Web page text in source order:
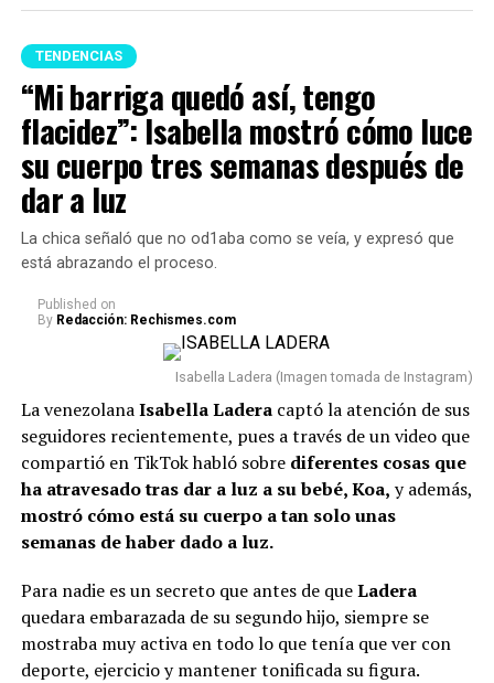
cama. Para el Feng Shui, este espacio debe permanecer
lo más despejado posible para favorecer el descanso y
permitir que la energía circule libremente.
5 Para finalizar,se recomienda no tener en la entrada
principal de la casa nada que obstaculice el camino.
Cualquier elemento allí puede generar una sensación de
desorden y dificultar el ingreso de nuevas
oportunidades, según esta práctica.
internacionales estarán presentes, entre las que se
destacan las de
Secretaría General Iberoamericana, Marruecos,
Guatemala, México, Alemania, Curazao, Perú, Suecia
y Uruguay.
Además, ya se confirmó la asistencia de 14 jefes de
Estado a la ceremonia. Ellos son: J
Kast, de Chile; Santiago Peña, de Paraguay; José
Raúl Mulino, de Panamá; Luis Abinader, de
República Dominicana; Nasry Asfura, de Honduras;
y Gilmar Pisas, de Curazao, en representación del
Reino de los Países Bajos.
vicepresidentes de Perú y Guatemala.
Lee también: “No compaginamos”: Juanda Caribe
habló de Sheila Gandara y reveló cómo está su
relación actualmente
Con respecto a los expresidentes del país, asistirán
Duque, César Gaviria y Andrés Pastrana.
embargo, aún hay incertidumbre sobre si Álvaro Uribe
hará acto de presencia.
Por último, se conoció que durante esta jornada se
TENDENCIAS
“Mi barriga quedó así, tengo
flacidez”: Isabella mostró cómo luce
su cuerpo tres semanas después de
dar a luz
La chica señaló que no od1aba como se veía, y expresó que
está abrazando el proceso.
Published on
By Redacción: Rechismes.com
Isabella Ladera (Imagen tomada de Instagram)
La venezolanaIsabella Laderacaptó la atención de sus
seguidores recientemente, pues a través de un video que
compartió en TikTok habló sobrediferentes cosas que
ha atravesado tras dar a luz a su bebé, Koa, y además,
mostró cómo está su cuerpo a tan solo unas
semanas de haber dado a luz.
Para nadie es un secreto que antes de queLadera
quedara embarazada de su segundo hijo, siempre se
mostraba muy activa en todo lo que tenía que ver con
deporte, ejercicio y mantener tonificada su figura.